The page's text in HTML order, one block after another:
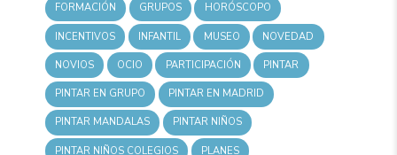
FORMACIÓN GRUPOS HORÓSCOPO
INCENTIVOS INFANTIL MUSEO NOVEDAD
NOVIOS OCIO PARTICIPACIÓN PINTAR
PINTAR EN GRUPO PINTAR EN MADRID
PINTAR MANDALAS PINTAR NIÑOS
PINTAR NIÑOS COLEGIOS PLANES